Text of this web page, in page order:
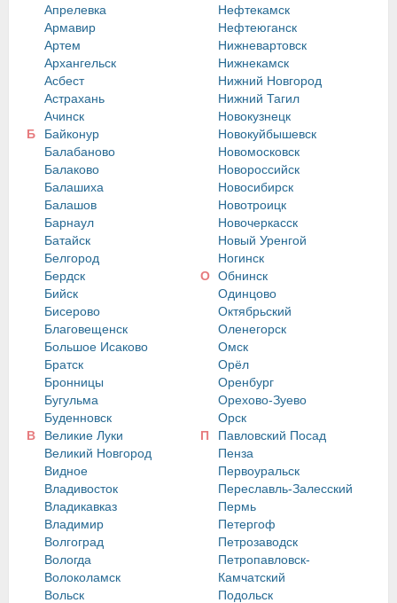
Апрелевка
Армавир
Артем
Архангельск
Асбест
Астрахань
Ачинск
Б
Байконур
Балабаново
Балаково
Балашиха
Балашов
Барнаул
Батайск
Белгород
Бердск
Бийск
Бисерово
Благовещенск
Большое Исаково
Братск
Бронницы
Бугульма
Буденновск
В
Великие Луки
Великий Новгород
Видное
Владивосток
Владикавказ
Владимир
Волгоград
Вологда
Волоколамск
Вольск
Нефтекамск
Нефтеюганск
Нижневартовск
Нижнекамск
Нижний Новгород
Нижний Тагил
Новокузнецк
Новокуйбышевск
Новомосковск
Новороссийск
Новосибирск
Новотроицк
Новочеркасск
Новый Уренгой
Ногинск
О Обнинск
Одинцово
Октябрьский
Оленегорск
Омск
Орёл
Оренбург
Орехово-Зуево
Орск
П
Павловский Посад
Пенза
Первоуральск
Переславль-Залесский
Пермь
Петергоф
Петрозаводск
Петропавловск-
Камчатский
Подольск